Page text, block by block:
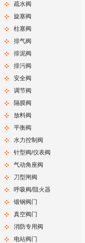
疏水阀
旋塞阀
柱塞阀
排气阀
排泥阀
排污阀
安全阀
调节阀
隔膜阀
放料阀
平衡阀
水力控制阀
针型阀/仪表阀
气动角座阀
刀型闸阀
呼吸阀/阻火器
锻钢阀门
真空阀门
消防专用阀
电站阀门